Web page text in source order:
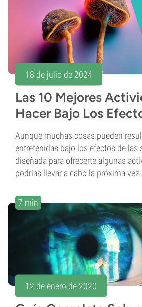
18 de julio de 2024
Las 10 Mejores
Hacer Bajo Los
Aunque muchas cosas pueden
entretenidas bajo los efectos de las
diseñada para ofrecerte algunas
podrías llevar a cabo la próxima vez
7 min
12 de enero de 2020